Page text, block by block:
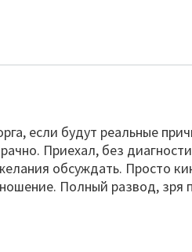
если будут реальные
Приехал, без
обсуждать. Просто
Полный развод, зря